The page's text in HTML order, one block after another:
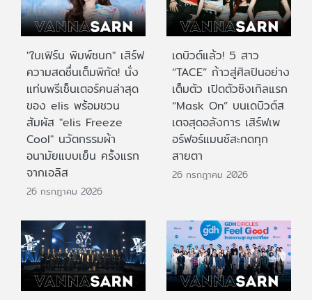
"ใบเฟิร์น พิมพ์ชนก" เสิร์ฟ
ความสดชื่นเต็มพิกัด! นั่ง
แท่นพรีเซ็นเตอร์คนล่าสุด
ของ elis พร้อมชวน
สัมผัส "elis Freeze
Cool" นวัตกรรมผ้า
อนามัยแบบเย็น ครั้งแรก
จากเอลิส
26 กรกฎาคม 2026
เดบิวต์แล้ว! 5 สาว
“TACE” ก้าวสู่ศิลปินอย่าง
เต็มตัว เปิดตัวซิงเกิลแรก
“Mask On” บนเดบิวต์ส
เตจสุดอลังการ เสิร์ฟเพ
อร์ฟอร์แมนซ์สะกดทุก
สายตา
26 กรกฎาคม 2026